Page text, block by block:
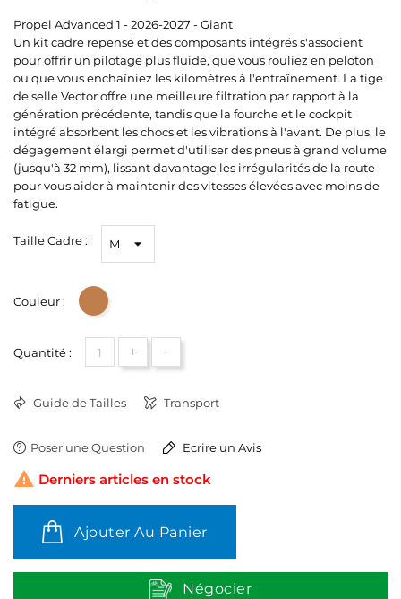
Propel Advanced 1 - 2026-2027 - Giant
Un kit cadre repensé et des composants intégrés s'associent
pour offrir un pilotage plus fluide, que vous rouliez en peloton
ou que vous enchaîniez les kilomètres à l'entraînement. La tige
de selle Vector offre une meilleure filtration par rapport à la
génération précédente, tandis que la fourche et le cockpit
intégré absorbent les chocs et les vibrations à l'avant. De plus, le
dégagement élargi permet d'utiliser des pneus à grand volume
(jusqu'à 32 mm), lissant davantage les irrégularités de la route
pour vous aider à maintenir des vitesses élevées avec moins de
fatigue.
Taille Cadre :
Couleur : Bronze
Quantité : + -
Guide de Tailles Transport
Poser une Question Ecrire un Avis
 Derniers articles en stock
Ajouter Au Panier
Négocier